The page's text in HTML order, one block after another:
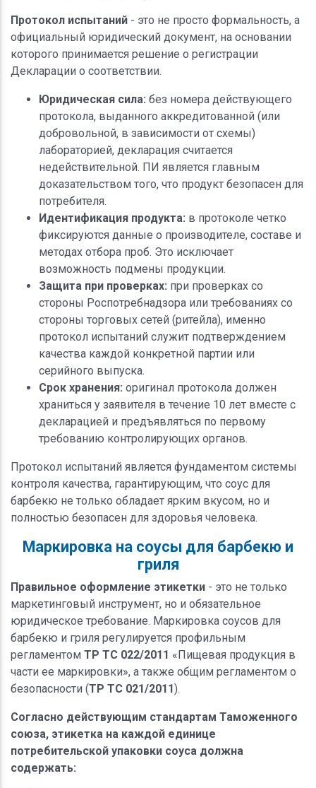
Протокол испытаний - это не просто формальность, а
официальный юридический документ, на основании
которого принимается решение о регистрации
Декларации о соответствии.
Юридическая сила: без номера действующего
протокола, выданного аккредитованной (или
добровольной, в зависимости от схемы)
лабораторией, декларация считается
недействительной. ПИ является главным
доказательством того, что продукт безопасен для
потребителя.
Идентификация продукта: в протоколе четко
фиксируются данные о производителе, составе и
методах отбора проб. Это исключает
возможность подмены продукции.
Защита при проверках: при проверках со
стороны Роспотребнадзора или требованиях со
стороны торговых сетей (ритейла), именно
протокол испытаний служит подтверждением
качества каждой конкретной партии или
серийного выпуска.
Срок хранения: оригинал протокола должен
храниться у заявителя в течение 10 лет вместе с
декларацией и предъявляться по первому
требованию контролирующих органов.
Протокол испытаний является фундаментом системы
контроля качества, гарантирующим, что соус для
барбекю не только обладает ярким вкусом, но и
полностью безопасен для здоровья человека.
Маркировка на соусы для барбекю и
гриля
Правильное оформление этикетки - это не только
маркетинговый инструмент, но и обязательное
юридическое требование. Маркировка соусов для
барбекю и гриля регулируется профильным
регламентом ТР ТС 022/2011 «Пищевая продукция в
части ее маркировки», а также общим регламентом о
безопасности (ТР ТС 021/2011).
Согласно действующим стандартам Таможенного
союза, этикетка на каждой единице
потребительской упаковки соуса должна
содержать: